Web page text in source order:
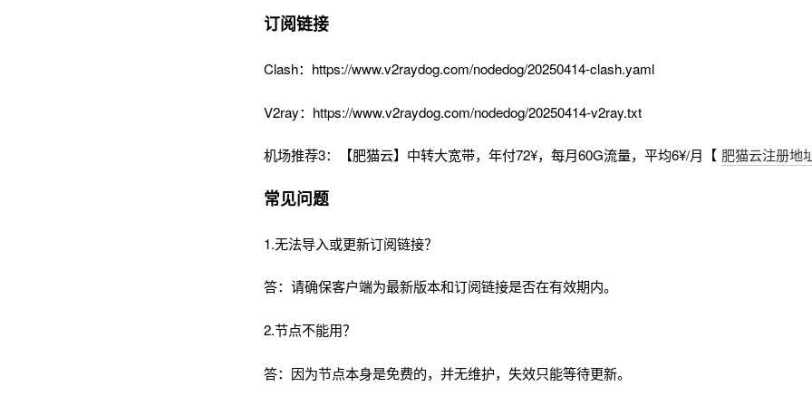
订阅链接
Clash：https://www.v2raydog.com/nodedog/20250414-clash.yaml
V2ray：https://www.v2raydog.com/nodedog/20250414-v2ray.txt
机场推荐3：【肥猫云】中转大宽带，年付72¥，每月60G流量，平均6¥/月【 肥猫云注册地
常见问题
1.无法导入或更新订阅链接？
答：请确保客户端为最新版本和订阅链接是否在有效期内。
2.节点不能用？
答：因为节点本身是免费的，并无维护，失效只能等待更新。